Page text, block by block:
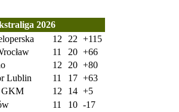
2026
12 22 +115
11 20 +66
12 20 +80
Lublin 11 17 +63
GKM 12 14 +5
11 10 -17